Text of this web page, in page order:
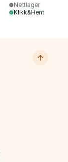
Nettlager
Klikk&Hent